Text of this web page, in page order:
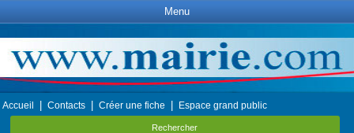
Menu
Accueil Contacts Créer une fiche Espace grand public
Rechercher